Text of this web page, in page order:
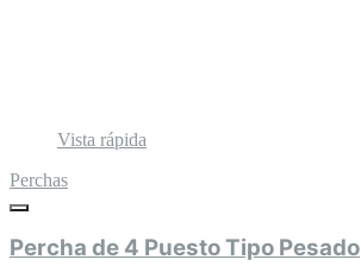
Vista rápida
Perchas
Percha de 4 Puesto Tipo Pesado